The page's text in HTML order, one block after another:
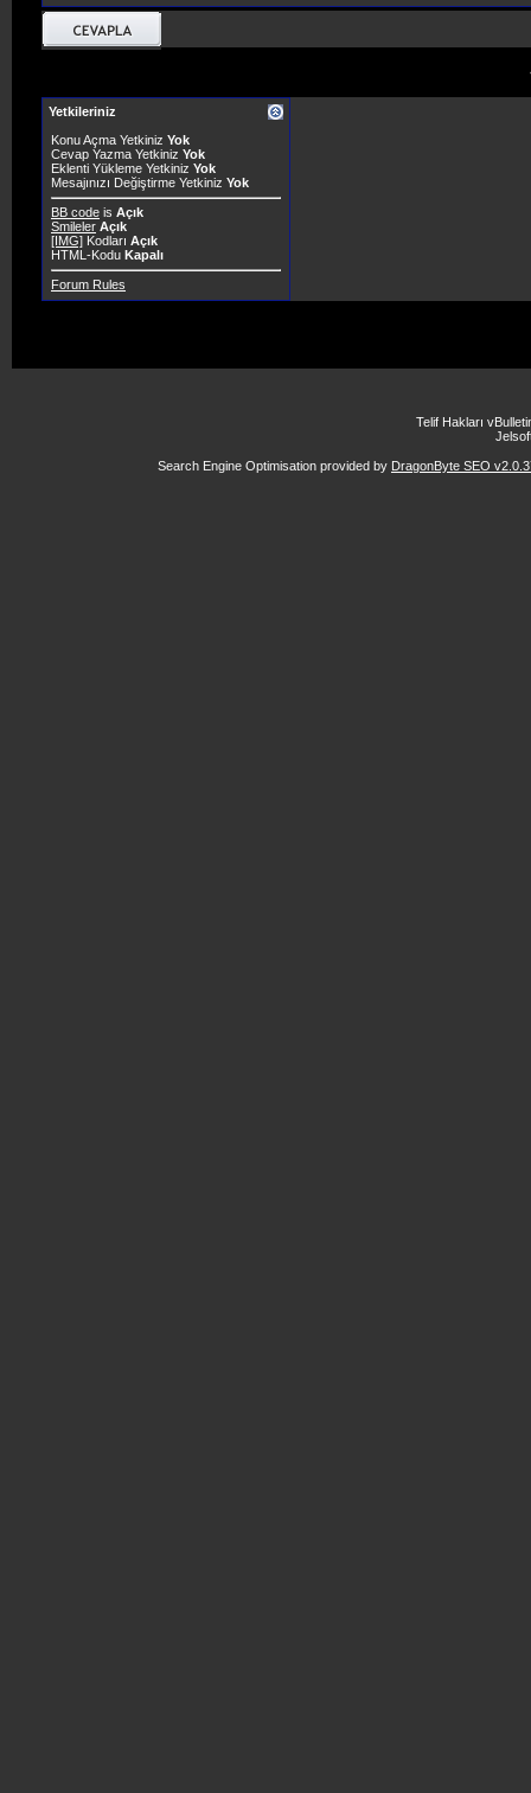
Yetkileriniz
Konu Açma Yetkiniz Yok
Cevap Yazma Yetkiniz Yok
Eklenti Yükleme Yetkiniz Yok
Mesajınızı Değiştirme Yetkiniz Yok
BB code is Açık
Smileler Açık
[IMG] Kodları Açık
HTML-Kodu Kapalı
Forum Rules
Telif Hakları
Search Engine Optimisation provided by DragonByte SEO